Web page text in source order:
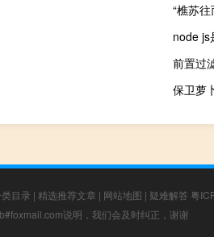
“樵苏
node js
前置过
保卫萝
目录 | 精选推荐文章 | 网站地图 | 疑难解答 粤
说明，我们会及时纠正，谢谢